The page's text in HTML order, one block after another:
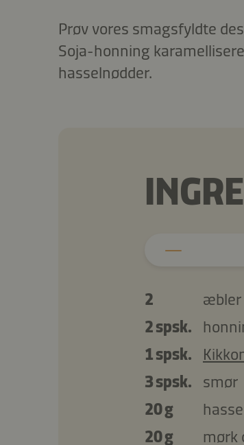
Prøv vores smagsfyldte
Soja-honning
hasselnødder.
2
æbler
2 spsk.
1 spsk.
3 spsk.
smør
20 g
20 g
mørk